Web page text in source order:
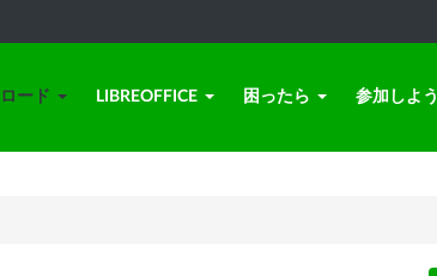
ード LIBREOFFICE 困ったら 参加しよう